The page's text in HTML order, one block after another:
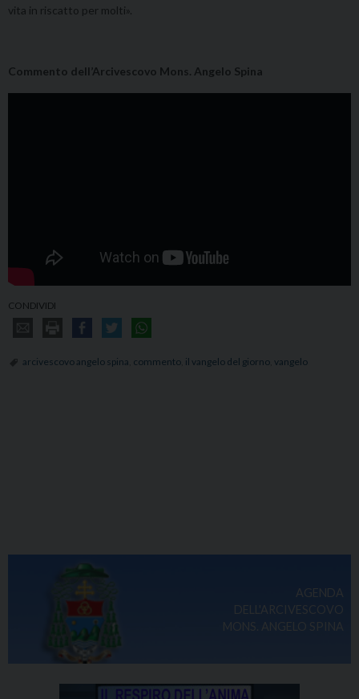
vita in riscatto per molti».
Commento dell’Arcivescovo Mons. Angelo Spina
CONDIVIDI
arcivescovo angelo spina commento il vangelo del giorno vangelo
AGENDA
DELL'ARCIVESCOVO
MONS. ANGELO SPINA